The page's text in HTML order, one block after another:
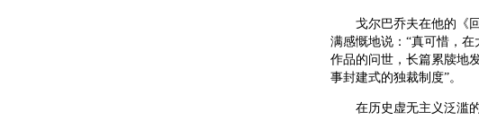
戈尔巴乔夫在他的《回
满感慨地说：“真可惜，
作品的问世，长篇累牍地
事封建式的独裁制度”。
在历史虚无主义泛滥的